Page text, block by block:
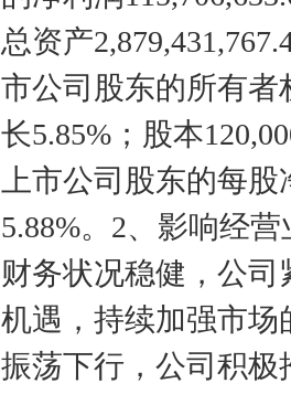
总资产
市公司股东的所有者
长5.85%；股本
上市公司股东的每
5.88%。2、影响经
财务状况稳健，公
机遇，持续加强市
振荡下行，公司积